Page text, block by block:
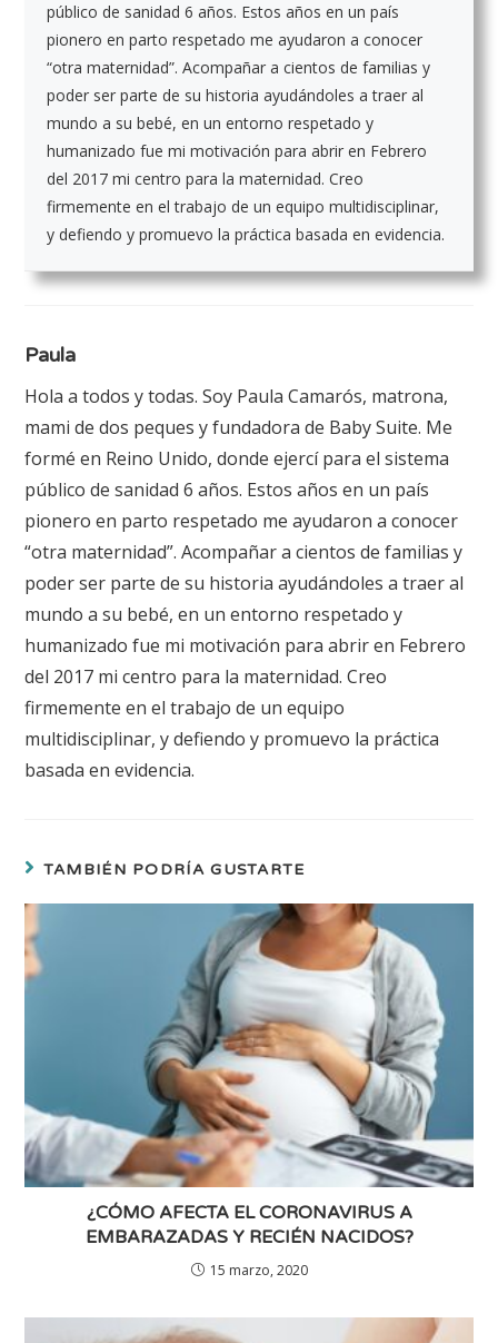
público de sanidad 6 años. Estos años en un país
pionero en parto respetado me ayudaron a conocer
“otra maternidad”. Acompañar a cientos de familias y
poder ser parte de su historia ayudándoles a traer al
mundo a su bebé, en un entorno respetado y
humanizado fue mi motivación para abrir en Febrero
del 2017 mi centro para la maternidad. Creo
firmemente en el trabajo de un equipo multidisciplinar,
y defiendo y promuevo la práctica basada en evidencia.
Paula
Hola a todos y todas. Soy Paula Camarós, matrona,
mami de dos peques y fundadora de Baby Suite. Me
formé en Reino Unido, donde ejercí para el sistema
público de sanidad 6 años. Estos años en un país
pionero en parto respetado me ayudaron a conocer
“otra maternidad”. Acompañar a cientos de familias y
poder ser parte de su historia ayudándoles a traer al
mundo a su bebé, en un entorno respetado y
humanizado fue mi motivación para abrir en Febrero
del 2017 mi centro para la maternidad. Creo
firmemente en el trabajo de un equipo
multidisciplinar, y defiendo y promuevo la práctica
basada en evidencia.
TAMBIÉN PODRÍA GUSTARTE
¿CÓMO AFECTA EL CORONAVIRUS A
EMBARAZADAS Y RECIÉN NACIDOS?
15 marzo, 2020